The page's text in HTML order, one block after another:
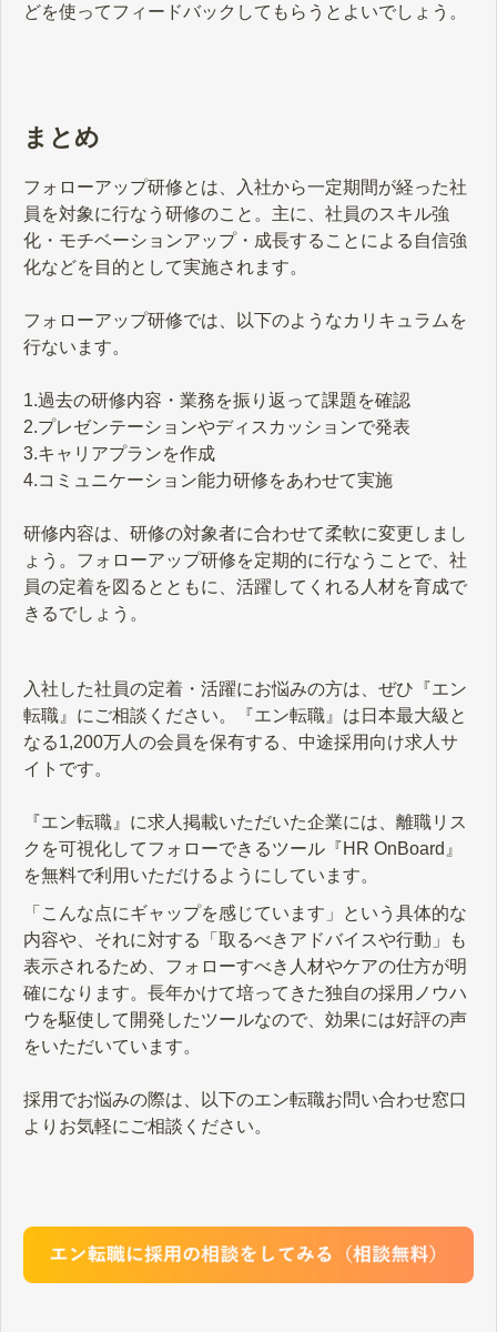
どを使ってフィードバックしてもらうとよいでしょう。
まとめ
フォローアップ研修とは、入社から一定期間が経った社
員を対象に行なう研修のこと。主に、社員のスキル強
化・モチベーションアップ・成長することによる自信強
化などを目的として実施されます。
フォローアップ研修では、以下のようなカリキュラムを
行ないます。
1.過去の研修内容・業務を振り返って課題を確認
2.プレゼンテーションやディスカッションで発表
3.キャリアプランを作成
4.コミュニケーション能力研修をあわせて実施
研修内容は、研修の対象者に合わせて柔軟に変更しまし
ょう。フォローアップ研修を定期的に行なうことで、社
員の定着を図るとともに、活躍してくれる人材を育成で
きるでしょう。
入社した社員の定着・活躍にお悩みの方は、ぜひ『エン
転職』にご相談ください。『エン転職』は日本最大級と
なる1,200万人の会員を保有する、中途採用向け求人サ
イトです。
『エン転職』に求人掲載いただいた企業には、離職リス
クを可視化してフォローできるツール『HR OnBoard』
を無料で利用いただけるようにしています。
「こんな点にギャップを感じています」という具体的な
内容や、それに対する「取るべきアドバイスや行動」も
表示されるため、フォローすべき人材やケアの仕方が明
確になります。長年かけて培ってきた独自の採用ノウハ
ウを駆使して開発したツールなので、効果には好評の声
をいただいています。
採用でお悩みの際は、以下のエン転職お問い合わせ窓口
よりお気軽にご相談ください。